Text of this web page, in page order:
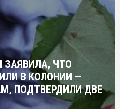
ЗАЯВИЛА, ЧТО
В КОЛОНИИ —
ПОДТВЕРДИЛИ ДВЕ